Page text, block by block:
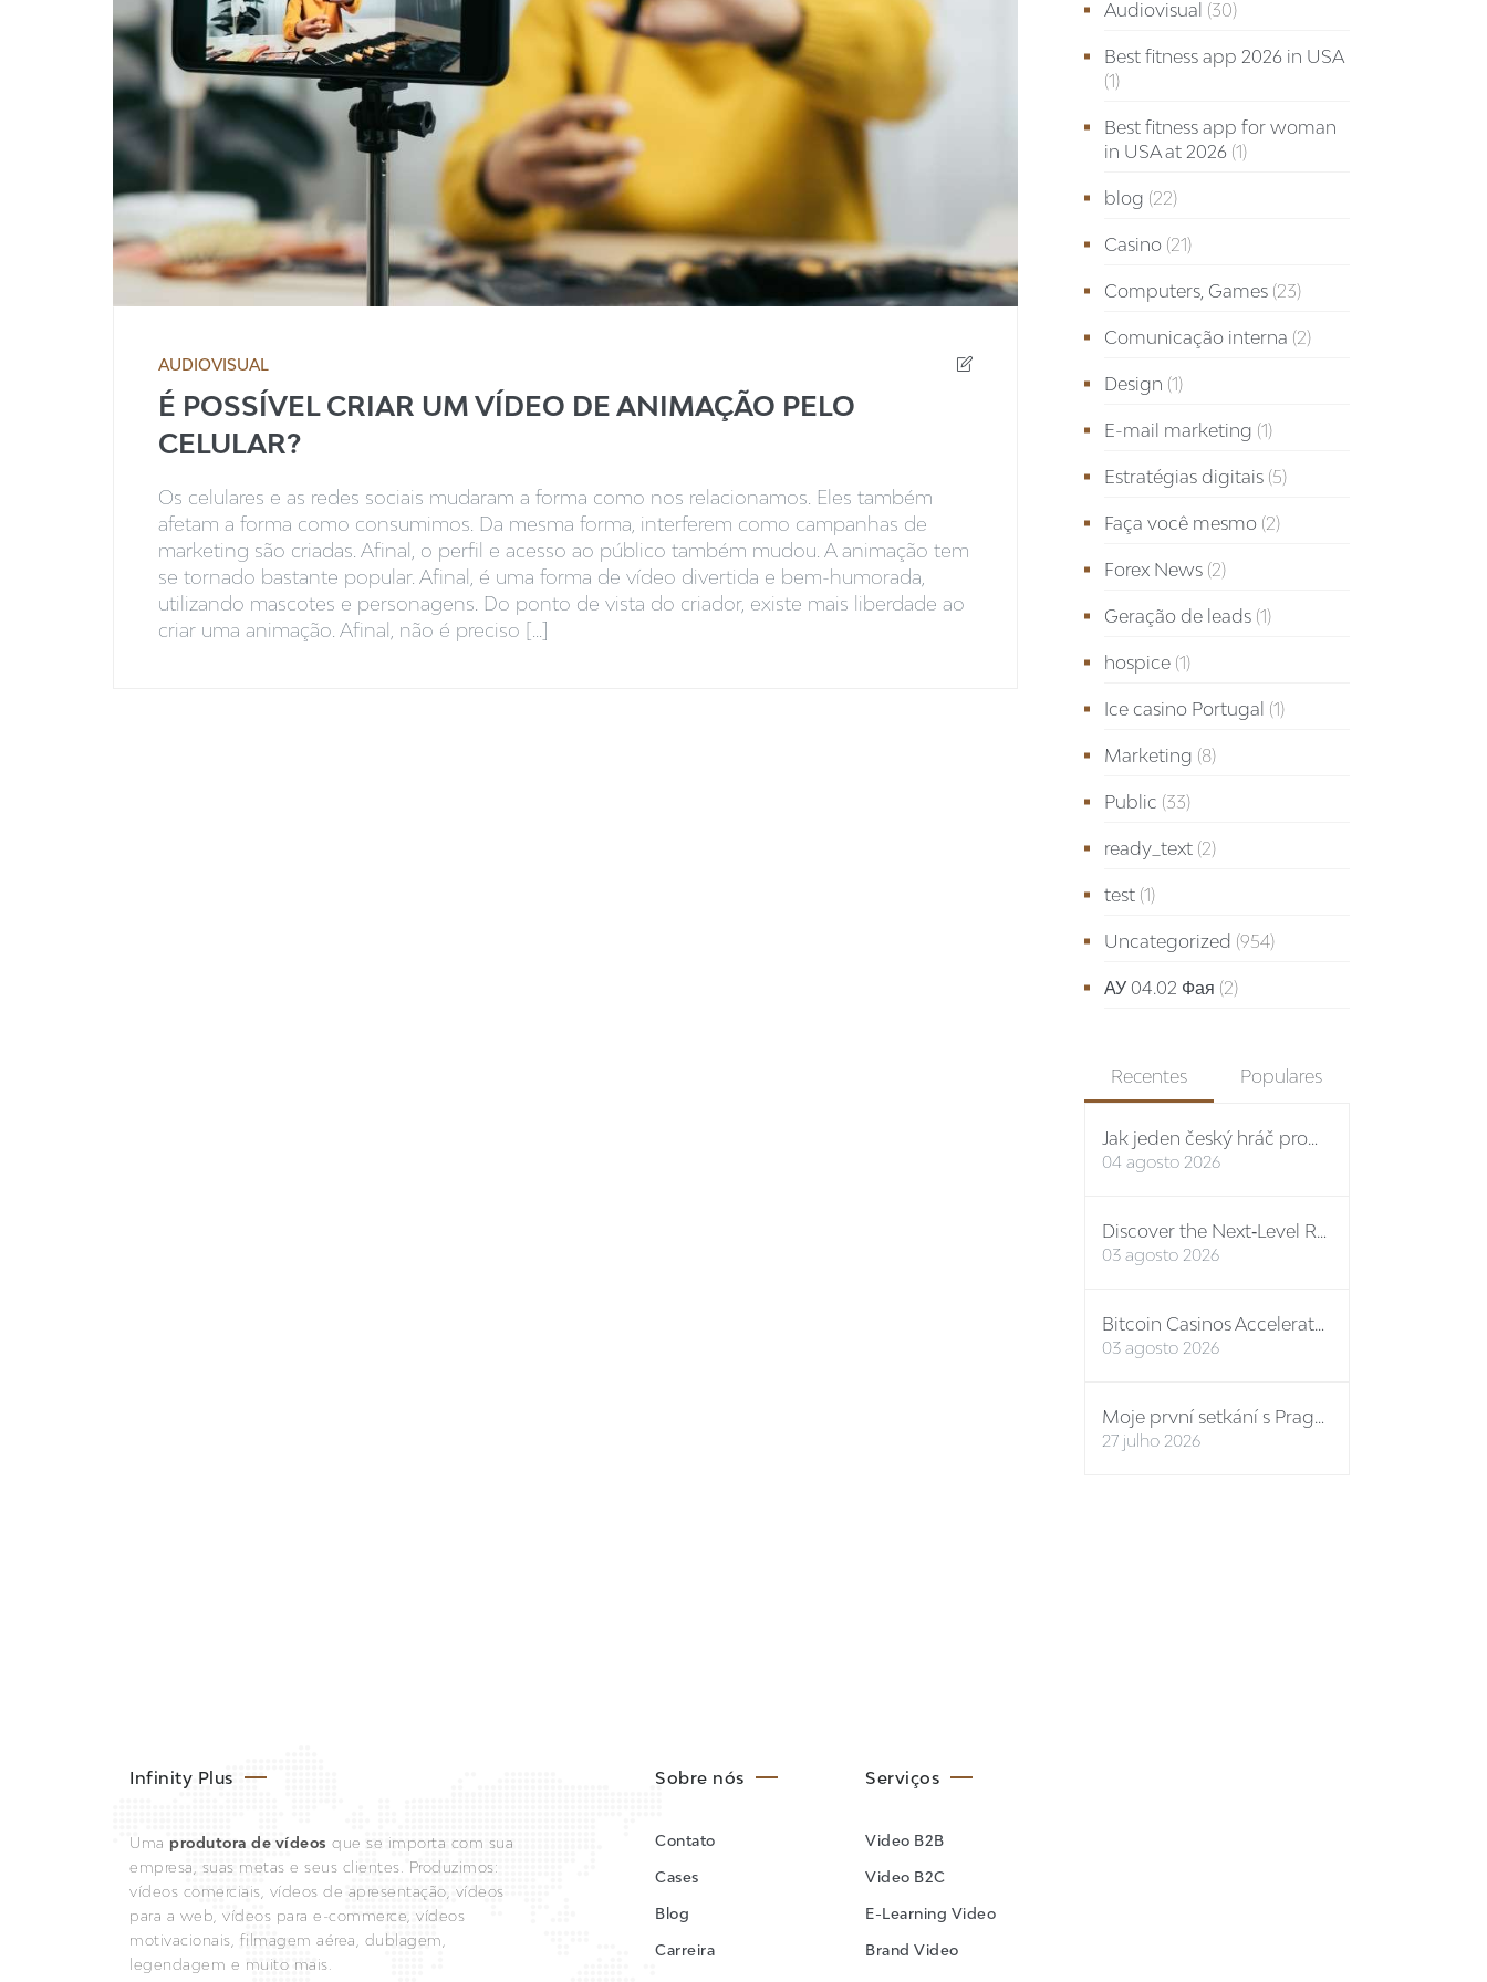
AUDIOVISUAL
É POSSÍVEL CRIAR UM VÍDEO DE ANIMAÇÃO PELO
CELULAR?
Os celulares e as redes sociais mudaram a forma como nos relacionamos. Eles também
afetam a forma como consumimos. Da mesma forma, interferem como campanhas de
marketing são criadas. Afinal, o perfil e acesso ao público também mudou. A animação tem
se tornado bastante popular. Afinal, é uma forma de vídeo divertida e bem-humorada,
utilizando mascotes e personagens. Do ponto de vista do criador, existe mais liberdade ao
criar uma animação. Afinal, não é preciso [...]
Audiovisual (30)
Best fitness app 2026 in USA
(1)
Best fitness app for woman
in USA at 2026(1)
blog (22)
Casino(21)
Computers, Games(23)
Comunicação interna (2)
Design (1)
E-mail marketing (1)
Estratégias digitais(5)
Faça você mesmo(2)
Forex News(2)
Geração de leads(1)
hospice(1)
Ice casino Portugal (1)
Marketing (8)
Public (33)
ready_text(2)
test(1)
Uncategorized (954)
АУ 04.02 Фая (2)
Recentes Populares
Jak jeden český hráč proměnil vstupní bonus na stovky eur: případová studie Spinboss casino
04 agosto 2026
Discover the Next‑Level Rewards Path at the Premier Online Casino No ID
03 agosto 2026
Bitcoin Casinos Accelerate Growth in Q3 2024, Unveiling New Features and Mega Bonuses
03 agosto 2026
Moje první setkání s Prague-Castle-Tickets: osobní report
27 julho 2026
Infinity Plus
Uma produtora de vídeos que se importa com sua
empresa, suas metas e seus clientes. Produzimos:
vídeos comerciais, vídeos de apresentação, vídeos
para a web, vídeos para e-commerce, vídeos
motivacionais, filmagem aérea, dublagem,
legendagem e muito mais.
Sobre nós
Contato
Cases
Blog
Carreira
Serviços
Video B2B
Video B2C
E-Learning Video
Brand Video